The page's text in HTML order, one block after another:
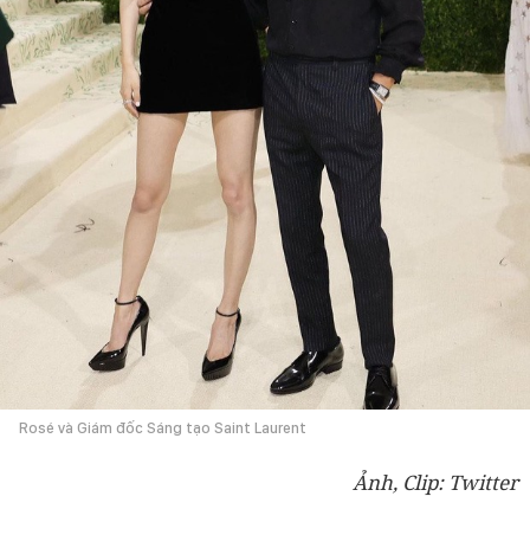
Rosé và Giám đốc Sáng tạo Saint Laurent
Ảnh, Clip: Twitter